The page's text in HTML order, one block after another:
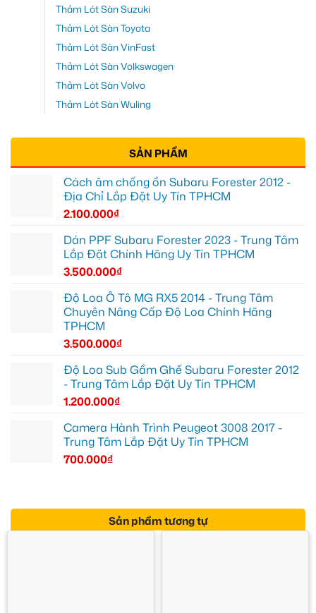
Thảm Lót Sàn Suzuki
Thảm Lót Sàn Toyota
Thảm Lót Sàn VinFast
Thảm Lót Sàn Volkswagen
Thảm Lót Sàn Volvo
Thảm Lót Sàn Wuling
SẢN PHẨM
Cách âm chống ồn Subaru Forester 2012 -
Địa Chỉ Lắp Đặt Uy Tín TPHCM
2.100.000₫
Dán PPF Subaru Forester 2023 - Trung Tâm
Lắp Đặt Chính Hãng Uy Tín TPHCM
3.500.000₫
Độ Loa Ô Tô MG RX5 2014 - Trung Tâm
Chuyên Nâng Cấp Độ Loa Chính Hãng
TPHCM
3.500.000₫
Độ Loa Sub Gầm Ghế Subaru Forester 2012
- Trung Tâm Lắp Đặt Uy Tín TPHCM
1.200.000₫
Camera Hành Trình Peugeot 3008 2017 -
Trung Tâm Lắp Đặt Uy Tín TPHCM
700.000₫
Sản phẩm tương tự